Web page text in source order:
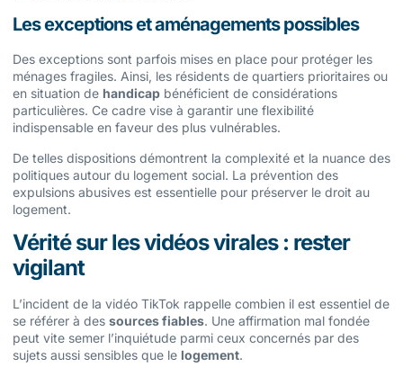
Les exceptions et aménagements possibles
Des exceptions sont parfois mises en place pour protéger les
ménages fragiles. Ainsi, les résidents de quartiers prioritaires ou
en situation de handicap bénéficient de considérations
particulières. Ce cadre vise à garantir une flexibilité
indispensable en faveur des plus vulnérables.
De telles dispositions démontrent la complexité et la nuance des
politiques autour du logement social. La prévention des
expulsions abusives est essentielle pour préserver le droit au
logement.
Vérité sur les vidéos virales : rester
vigilant
L’incident de la vidéo TikTok rappelle combien il est essentiel de
se référer à des sources fiables. Une affirmation mal fondée
peut vite semer l’inquiétude parmi ceux concernés par des
sujets aussi sensibles que le logement.